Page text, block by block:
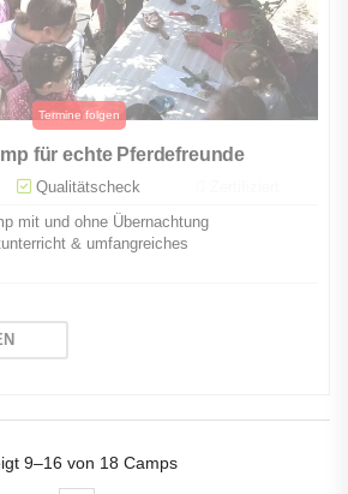
für echte Pferdefreunde
Qualitätscheck
mit und ohne Übernachtung
& umfangreiches
9–16 von 18 Camps